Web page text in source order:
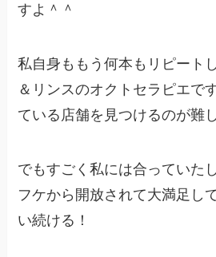
すよ＾＾
私自身ももう何本もリピート
＆リンスのオクトセラピエで
ている店舗を見つけるのが難
でもすごく私には合っていた
フケから開放されて大満足し
い続ける！